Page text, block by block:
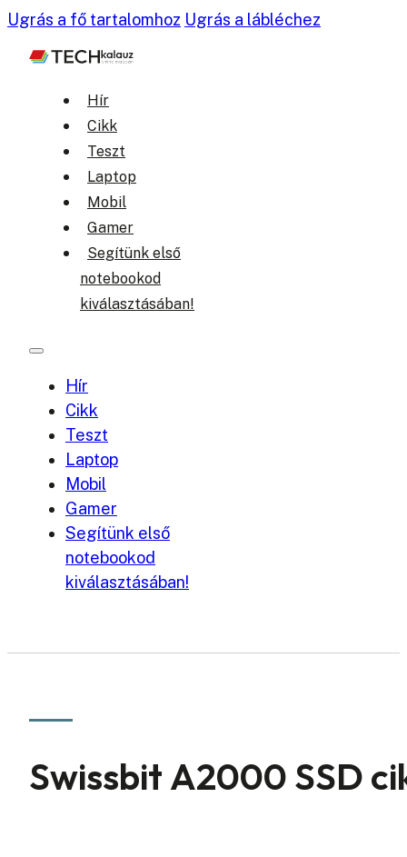
Ugrás a fő tartalomhoz Ugrás a lábléchez
Hír
Cikk
Teszt
Laptop
Mobil
Gamer
Segítünk első
notebookod
kiválasztásában!
Hír
Cikk
Teszt
Laptop
Mobil
Gamer
Segítünk első
notebookod
kiválasztásában!
Swissbit A2000 SSD